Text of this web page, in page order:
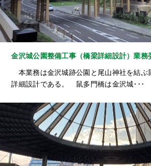
金沢城公園整備工事（橋梁詳細設計）業務
本業務は金沢城跡公園と尾山神社を結ぶ
詳細設計である。 鼠多門橋は金沢城･･･